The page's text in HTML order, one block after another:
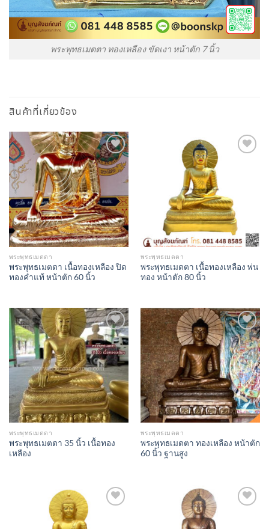
พระพุทธเมตตา ทองเหลือง ขัดเงา หน้าตัก 7 นิ้ว
สินค้าที่เกี่ยวข้อง
Add to
Wishlist
พระพุทธเมตตา
พระพุทธเมตตา เนื้อทองเหลือง ปิด
ทองคำแท้ หน้าตัก 60 นิ้ว
พระพุทธเมตตา
พระพุทธเมตตา เนื้อทองเหลือง พ่น
ทอง หน้าตัก 80 นิ้ว
Add to
Wishlist
พระพุทธเมตตา
พระพุทธเมตตา 35 นิ้ว เนื้อทอง
เหลือง
Add to
Wishlist
พระพุทธเมตตา
พระพุทธเมตตา ทองเหลือง หน้าตัก
60 นิ้ว ฐานสูง